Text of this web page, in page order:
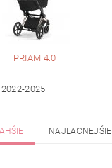
PRIAM 4.0
2025
NAJLACNEJŠIE